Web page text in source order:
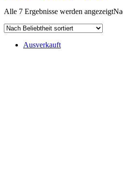
Alle 7 Ergebnisse werden angezeigt
Ausverkauft